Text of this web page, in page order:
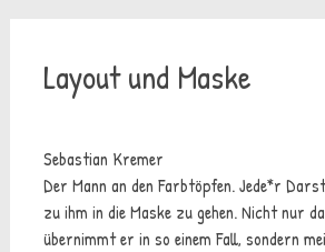
Layout und Maske
Sebastian Kremer
Der Mann an den Farbtöpfen. Jede*r
zu ihm in die Maske zu gehen. Nicht nur
übernimmt er in so einem Fall, sondern